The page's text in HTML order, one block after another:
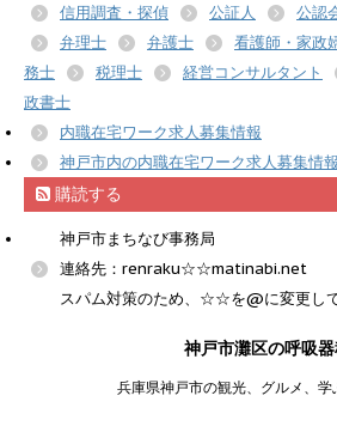
信用調査・探偵
公証人 公認
弁理士
弁護士 看護師・家政
務士
税理士 経営コンサルタント
政書士
内職在宅ワーク求人募集情報
神戸市内の内職在宅ワーク求人募集情報
購読する
神戸市まちなび事務局
連絡先：renraku☆☆matinabi.net
スパム対策のため、☆☆を@に変更して
神戸市灘区の呼吸
兵庫県神戸市の観光、グルメ、学